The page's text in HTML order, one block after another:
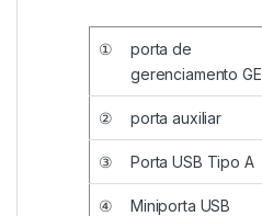
①
porta de
gerenciamento GE
② porta auxiliar
③ Porta USB Tipo A
④
Miniporta USB